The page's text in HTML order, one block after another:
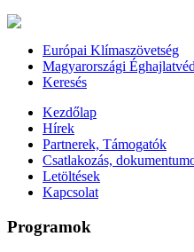
Európai Klímaszövetség
Magyarországi
Keresés
Kezdőlap
Hírek
Partnerek, Támogatók
Csatlakozás,
Letöltések
Kapcsolat
Programok